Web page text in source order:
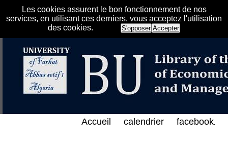
Les cookies assurent le bon fonctionnement de nos
services, en utilisant ces derniers, vous acceptez l'utilisation
des cookies.
S'opposer Accepter
الإلكتروني على الخط المباشر لمكتبة كلية
Accueil calendrier facebook.